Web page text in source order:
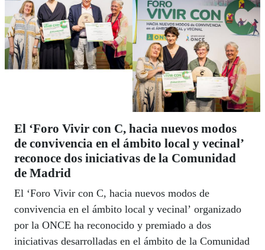
El ‘Foro Vivir con C, hacia nuevos modos
de convivencia en el ámbito local y vecinal’
reconoce dos iniciativas de la Comunidad
de Madrid
El ‘Foro Vivir con C, hacia nuevos modos de
convivencia en el ámbito local y vecinal’ organizado
por la ONCE ha reconocido y premiado a dos
iniciativas desarrolladas en el ámbito de la Comunidad